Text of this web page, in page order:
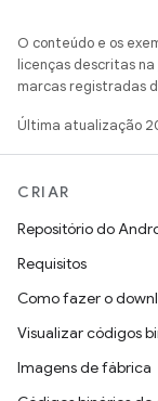
O conteúdo e os
licenças descritas na
marcas registradas
Última atualização
CRIAR
Repositório do
Requisitos
Como fazer o
Visualizar códigos
Imagens de fábrica